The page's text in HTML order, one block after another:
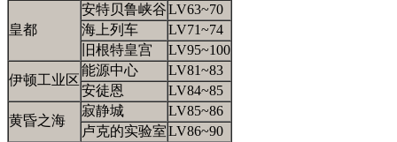
皇都
安特贝鲁峡谷LV63~70
海上列车
LV71~74
旧根特皇宫
LV95~100
伊顿工业区
能源中心
LV81~83
安徒恩
LV84~85
黄昏之海
寂静城
LV85~86
卢克的实验室LV86~90